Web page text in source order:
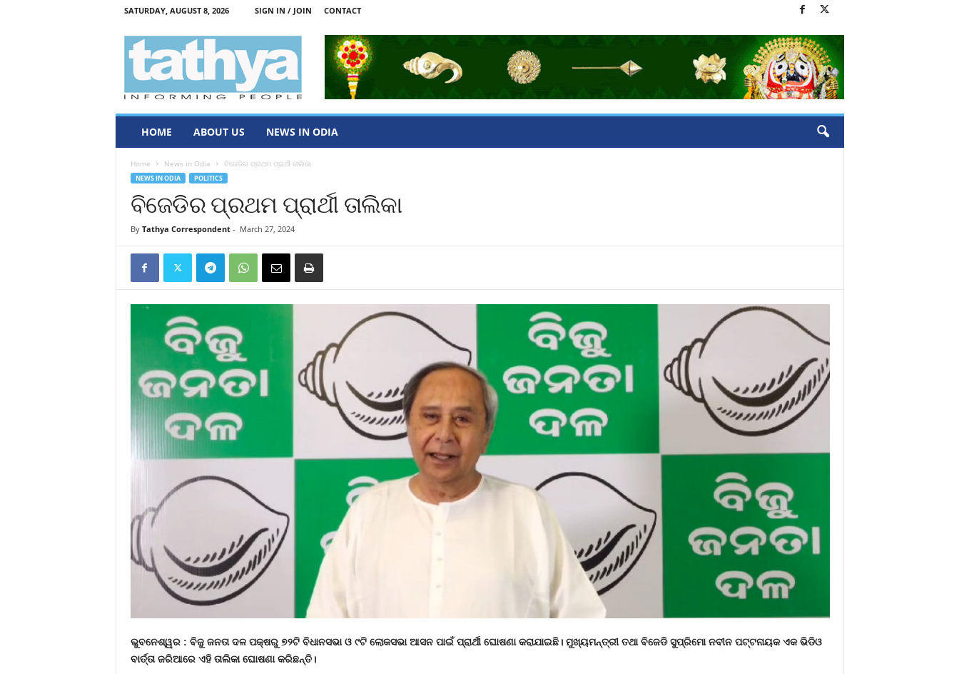
SATURDAY, AUGUST 8, 2026 SIGN IN / JOIN CONTACT
HOME ABOUT US NEWS IN ODIA
Home News in Odia ବିଜେଡିର ପ୍ରଥମ ପ୍ରାର୍ଥୀ ତାଲିକା
NEWS IN ODIA POLITICS
ବିଜେଡିର ପ୍ରଥମ ପ୍ରାର୍ଥୀ ତାଲିକା
By Tathya Correspondent- March 27, 2024
ଭୁବନେଶ୍ୱର : ବିଜୁ ଜନତା ଦଳ ପକ୍ଷରୁ ୭୨ଟି ବିଧାନସଭା ଓ ୯ଟି ଲୋକସଭା ଆସନ ପାଇଁ ପ୍ରାର୍ଥୀ ଘୋଷଣା କରାଯାଇଛି। ମୁଖ୍ୟମନ୍ତ୍ରୀ ତଥା ବିଜେଡି ସୁପ୍ରିମୋ ନବୀନ ପଟ୍ଟନାୟକ ଏକ ଭିଡିଓ
ବାର୍ତ୍ତା ଜରିଆରେ ଏହି ତାଲିକା ଘୋଷଣା କରିଛନ୍ତି।